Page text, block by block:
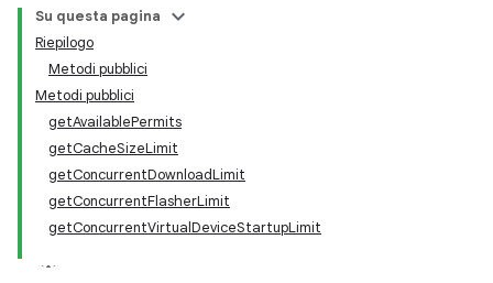
Su questa pagina
Riepilogo
Metodi pubblici
Metodi pubblici
getAvailablePermits
getCacheSizeLimit
getConcurrentDownloadLimit
getConcurrentFlasherLimit
getConcurrentVirtualDeviceStartupLimit